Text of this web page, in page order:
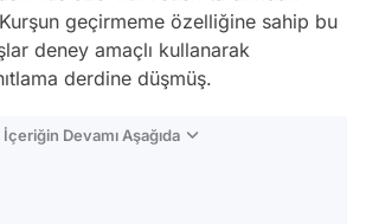
Kurşun geçirmeme özelliğine sahip bu
deney amaçlı kullanarak
derdine düşmüş.
İçeriğin Devamı Aşağıda